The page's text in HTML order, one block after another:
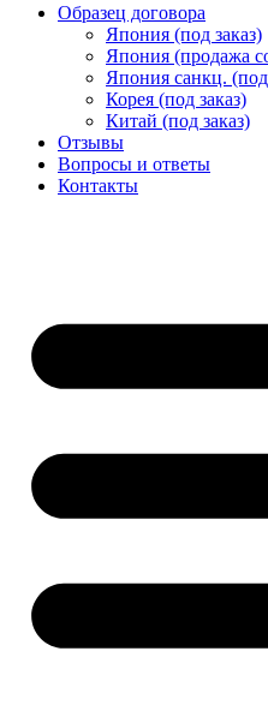
Образец договора
Япония (под заказ)
Япония (продажа
Япония санкц. (под
Корея (под заказ)
Китай (под заказ)
Отзывы
Вопросы и ответы
Контакты